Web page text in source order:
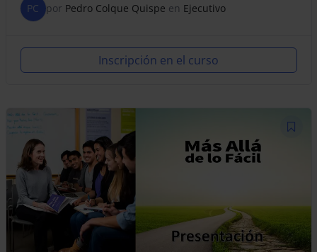
PC por Pedro Colque Quispe en Ejecutivo
Inscripción en el curso